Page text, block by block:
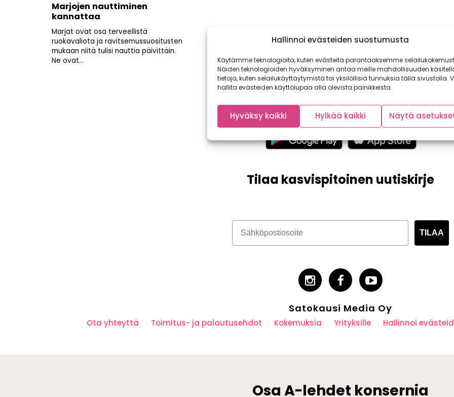
Hallinnoi evästeiden suostumusta
Käytämme teknologioita, kuten evästeitä parantaaksemme
Näiden teknologioiden hyväksyminen antaa meille mahdollisuuden
tietoja, kuten selailukäyttäytymistä tai yksilöllisiä tunnuksia tällä sivustolla.
hallita evästeiden käyttölupaa alla olevista painikkeista.
Hyväksy kaikki Hylkää kaikki Näytä
Marjojen nauttiminen
kannattaa
Marjat ovat osa terveellistä
ruokavaliota ja ravitsemussuositusten
mukaan niitä tulisi nauttia päivittäin.
Ne ovat...
Tilaa kasvispitoinen uutiskirje
TILAA
Satokausi Media Oy
Ota yhteyttä Toimitus- ja palautusehdot Kokemuksia Yrityksille Hallinnoi
Osa A-lehdet konsernia